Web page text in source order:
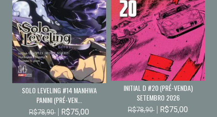
SOLO LEVELING #14 MANHWA
PANINI (PRÉ-VEN...
R$78,90 R$75,00
INITIAL D #20 (PRÉ-VENDA)
SETEMBRO 2026
R$78,90 R$75,00